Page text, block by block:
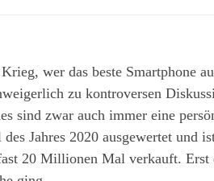
wer das beste Smartphone
zu kontroversen
sind zwar auch immer eine
Jahres 2020 ausgewertet und
20 Millionen Mal verkauft. Erst